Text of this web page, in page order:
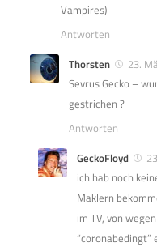
Vampires)
Antworten
Thorsten
23.
Sevrus Gecko –
gestrichen ?
Antworten
GeckoFloyd
ich hab noch
Maklern
im TV, von